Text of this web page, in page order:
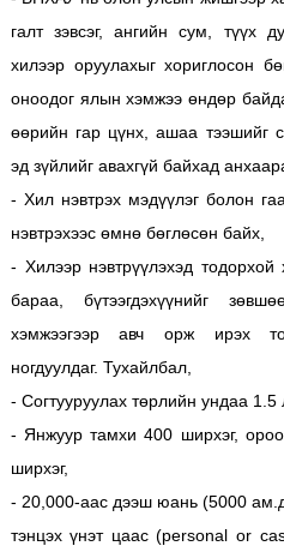
галт зэвсэг, ангийн сум, түүх
хилээр оруулахыг хориглосон
оноодог ялын хэмжээ өндөр
өөрийн гар цүнх, ашаа тээшийг
эд зүйлийг авахгүй байхад
- Хил нэвтрэх мэдүүлэг болон
нэвтрэхээс өмнө бөглөсөн байх,
- Хилээр нэвтрүүлэхэд тодорхой
бараа, бүтээгдэхүүнийг
хэмжээгээр авч орж ирэх
ногдуулдаг. Тухайлбал,
- Согтууруулах төрлийн ундаа
- Янжуур тамхи 400 ширхэг,
ширхэг,
- 20,000-аас дээш юань (5000
тэнцэх үнэт цаас (personal or